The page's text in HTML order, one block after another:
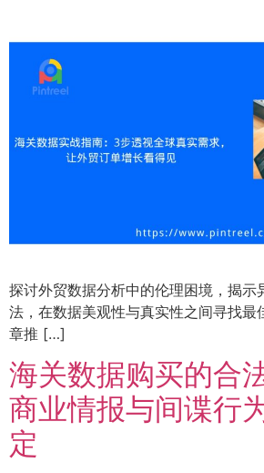
探讨外贸数据分析中的伦理困境，揭示
法，在数据美观性与真实性之间寻找最
章推 […]
海关数据购买的合
商业情报与间谍行
定